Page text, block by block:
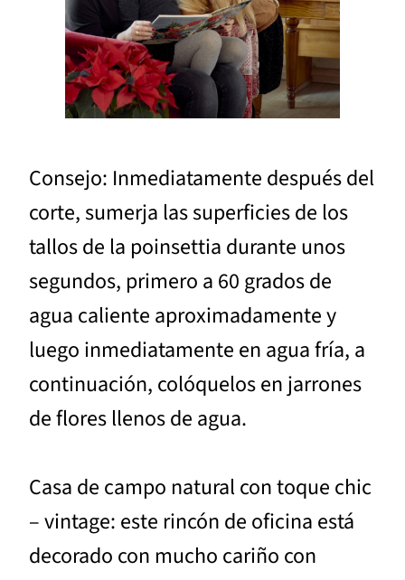
Consejo: Inmediatamente después del
corte, sumerja las superficies de los
tallos de la poinsettia durante unos
segundos, primero a 60 grados de
agua caliente aproximadamente y
luego inmediatamente en agua fría, a
continuación, colóquelos en jarrones
de flores llenos de agua.
Casa de campo natural con toque chic
– vintage: este rincón de oficina está
decorado con mucho cariño con